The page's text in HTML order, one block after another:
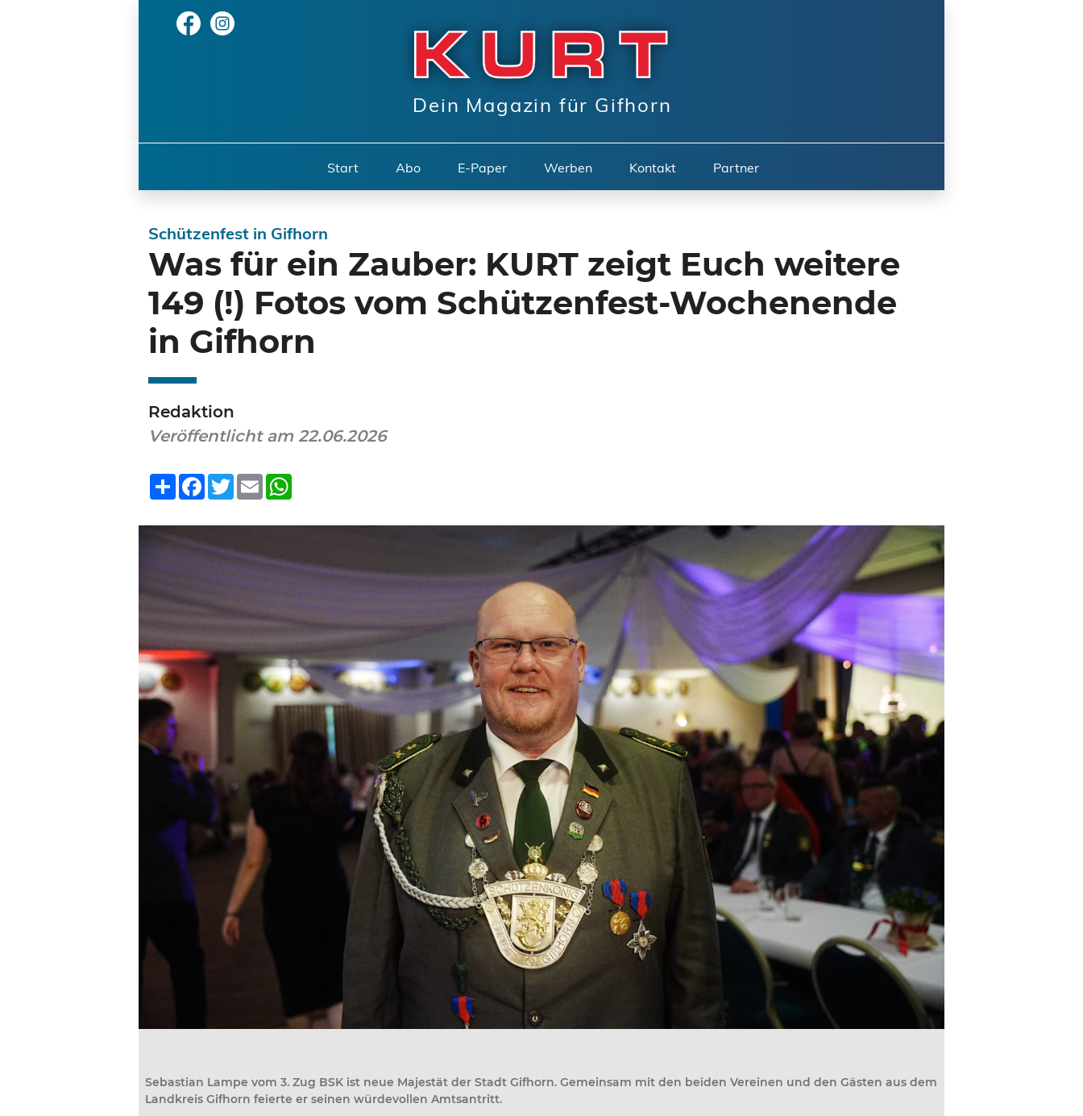
Dein Magazin für Gifhorn
Start Abo E-Paper Werben Kontakt Partner
Schützenfest in Gifhorn
Was für ein Zauber: KURT zeigt Euch weitere
149 (!) Fotos vom Schützenfest-Wochenende
in Gifhorn
Redaktion
Veröffentlicht am 22.06.2026
TeilenFacebook
Twitter
Email
Sebastian Lampe vom 3. Zug BSK ist neue Majestät der Stadt Gifhorn. Gemeinsam mit den beiden Vereinen und den Gästen aus dem
Landkreis Gifhorn feierte er seinen würdevollen Amtsantritt.